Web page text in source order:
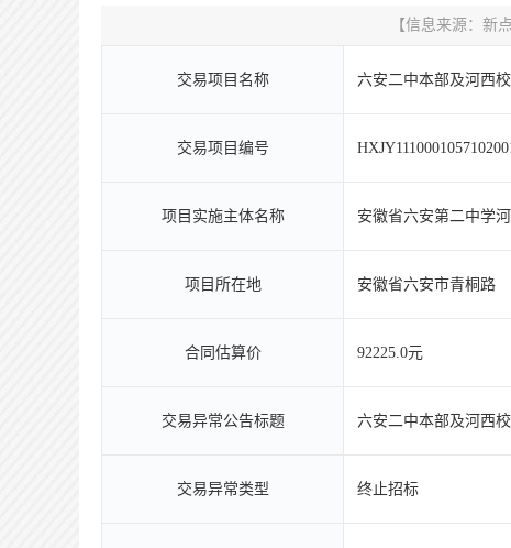
【信息来源： 新
交易项目名称 六安二中本部及河西
交易项目编号
项目实施主体名称 安徽省六安第二中学
项目所在地 安徽省六安市青桐路
合同估算价 92225.0元
交易异常公告标题 六安二中本部及河西
交易异常类型 终止招标